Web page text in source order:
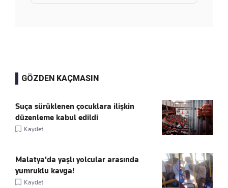
GÖZDEN KAÇMASIN
Suça sürüklenen çocuklara ilişkin
düzenleme kabul edildi
Kaydet
Malatya'da yaşlı yolcular arasında
yumruklu kavga!
Kaydet